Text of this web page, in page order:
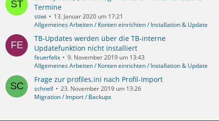
Termine
stiwi
13. Januar 2020 um 17:21
Allgemeines Arbeiten / Konten einrichten / Installation & Update
TB-Updates werden über die TB-interne
Updatefunktion nicht installiert
feuerfelix
9. November 2019 um 13:43
Allgemeines Arbeiten / Konten einrichten / Installation & Update
Frage zur profiles.ini nach Profil-Import
schnell
23. November 2019 um 13:26
Migration / Import / Backups